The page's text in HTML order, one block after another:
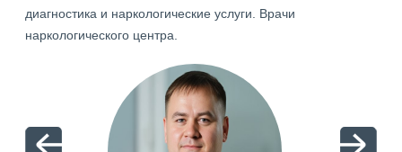
диагностика и наркологические услуги. Врачи
наркологического центра.